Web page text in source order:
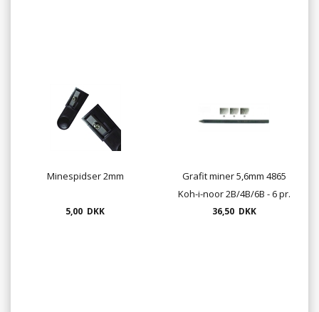
Minespidser 2mm
5,00 DKK
Grafit miner 5,6mm 4865
Koh-i-noor 2B/4B/6B - 6 pr.
pk.
36,50 DKK